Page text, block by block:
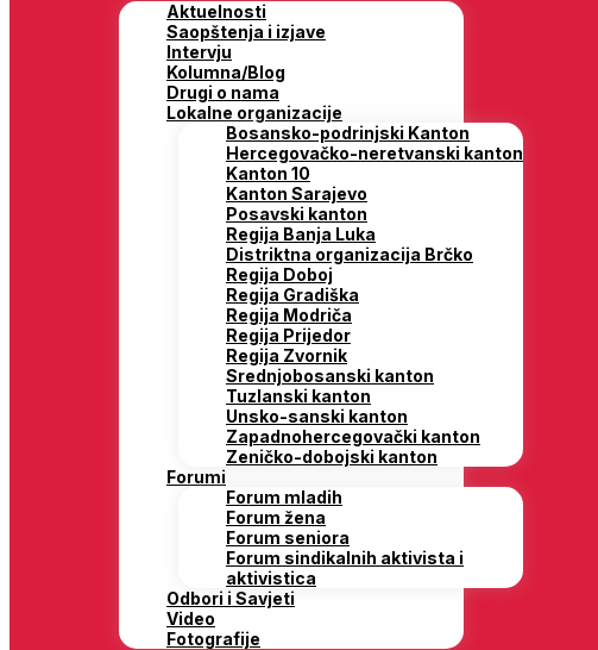
Aktuelnosti
Saopštenja i izjave
Intervju
Kolumna/Blog
Drugi o nama
Lokalne organizacije
Bosansko-podrinjski Kanton
Hercegovačko-neretvanski kanton
Kanton 10
Kanton Sarajevo
Posavski kanton
Regija Banja Luka
Distriktna organizacija Brčko
Regija Doboj
Regija Gradiška
Regija Modriča
Regija Prijedor
Regija Zvornik
Srednjobosanski kanton
Tuzlanski kanton
Unsko-sanski kanton
Zapadnohercegovački kanton
Zeničko-dobojski kanton
Forumi
Forum mladih
Forum žena
Forum seniora
Forum sindikalnih aktivista i
aktivistica
Odbori i Savjeti
Video
Fotografije